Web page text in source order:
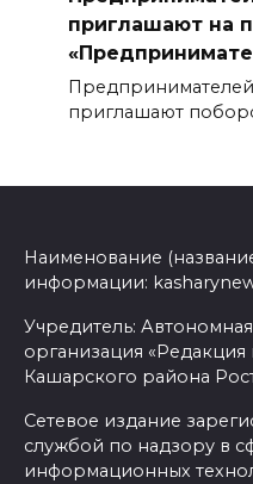
приглашают на
приглашают
Наименование
информации:
Учредитель:
организация «Редакция
Кашарского района
Сетевое издание
службой по надзору в
информационных